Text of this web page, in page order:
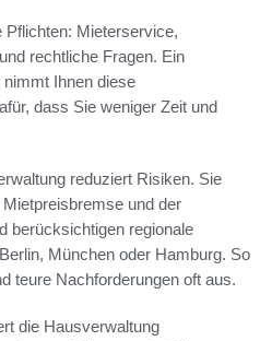
Pflichten: Mieterservice,
rechtliche Fragen. Ein
Ihnen diese
dass Sie weniger Zeit und
reduziert Risiken. Sie
und der
berücksichtigen regionale
München oder Hamburg. So
teure Nachforderungen oft aus.
die Hausverwaltung